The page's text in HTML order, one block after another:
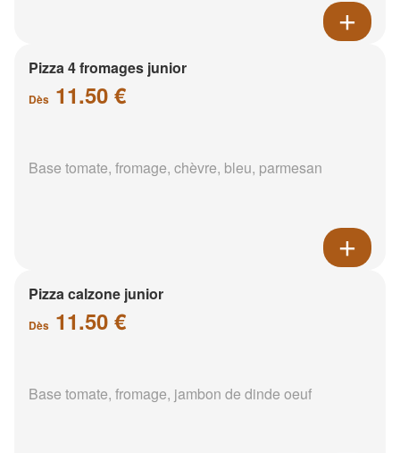
Pizza 4 fromages junior
Dès 11.50 €
Base tomate, fromage, chèvre, bleu, parmesan
Pizza calzone junior
Dès 11.50 €
Base tomate, fromage, jambon de dinde oeuf